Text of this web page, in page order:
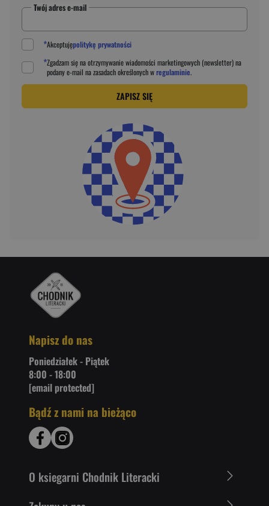
Twój adres e-mail
*Akceptujępolitykę prywatności
*Zgadzam się na otrzymywanie wiadomości marketingowych (newsletter) na
podanye-mail na zasadach określonych wregulaminie.
ZAPISZ SIĘ
Napisz do nas
Poniedziałek - Piątek
8:00 - 18:00
[email protected]
Bądź z nami na bieżąco
O ksiegarni Chodnik Literacki